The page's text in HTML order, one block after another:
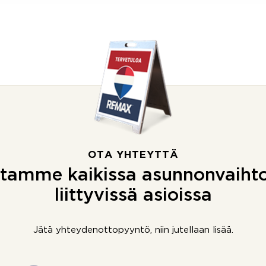
OTA YHTEYTTÄ
kaikissa
liittyvissä asioissa
Jätä yhteydenottopyyntö, niin jutellaan lisää.